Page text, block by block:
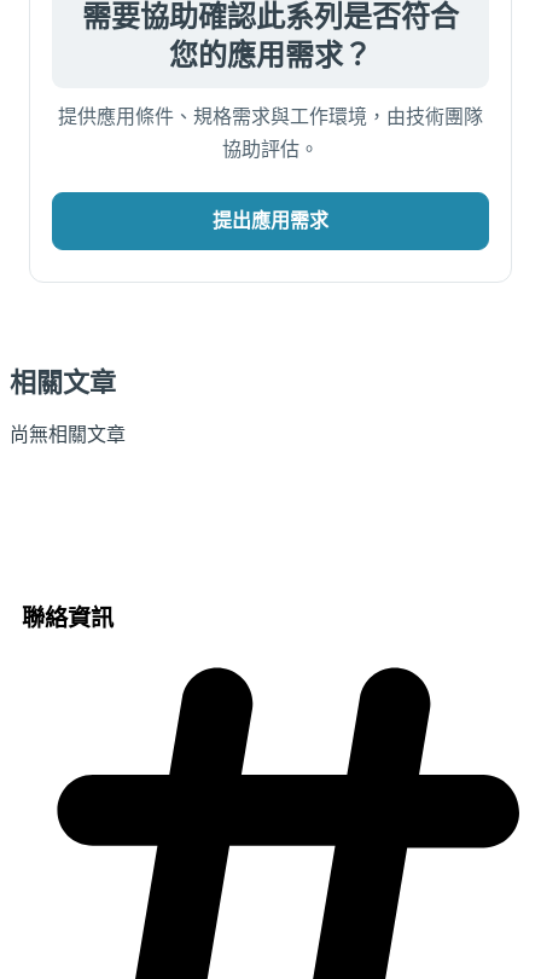
需要協助確認此系列是否符合
您的應用需求？
提供應用條件、規格需求與工作環境，由技術團隊
協助評估。
提出應用需求
相關文章
尚無相關文章
聯絡資訊